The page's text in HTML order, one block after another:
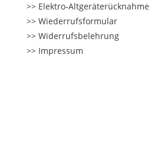
Elektro-Altgeräterücknahme
Wiederrufsformular
Widerrufsbelehrung
Impressum